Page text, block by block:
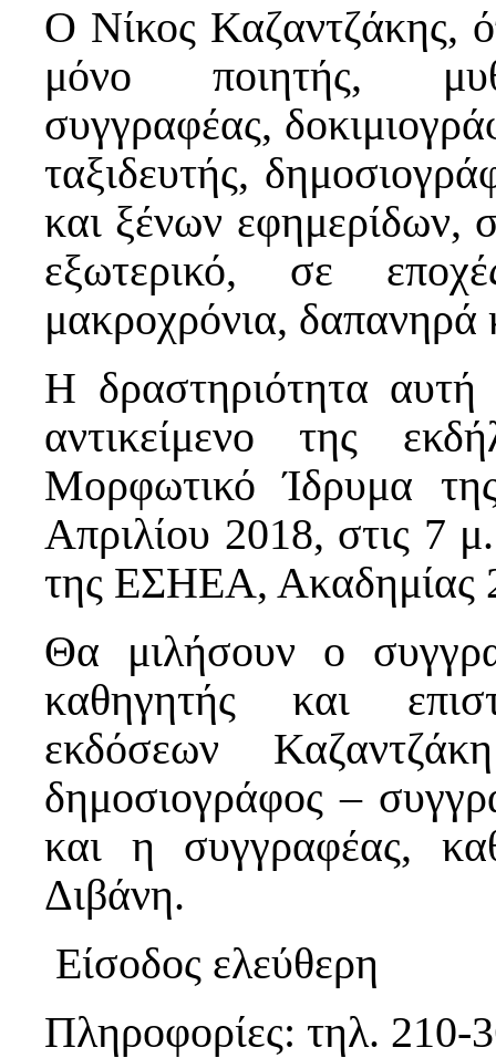
Ο Νίκος Καζαντζάκης,
μόνο ποιητής,
συγγραφέας,
ταξιδευτής,
και ξένων εφημερίδων,
εξωτερικό, σε
μακροχρόνια, δαπανηρά
Η δραστηριότητα αυτή
αντικείμενο της
Μορφωτικό Ίδρυμα
Απριλίου 2018, στις 7
της ΕΣΗΕΑ, Ακαδημίας
Θα μιλήσουν ο
καθηγητής και
εκδόσεων
δημοσιογράφος –
και η συγγραφέας,
Διβάνη.
Είσοδος ελεύθερη
Πληροφορίες: τηλ. 210-